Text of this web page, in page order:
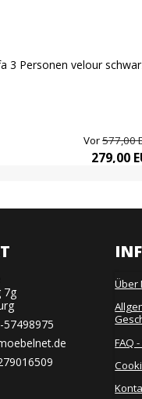
3 Personen velour
Vor577,00
279,00
7g
57498975
Über
FAQ